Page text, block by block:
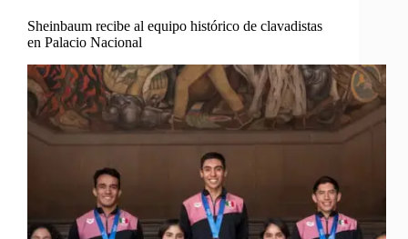
Sheinbaum recibe al equipo histórico de clavadistas
en Palacio Nacional